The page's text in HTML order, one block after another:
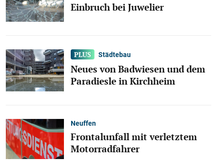
Einbruch bei Juwelier
Städtebau
Neues von Badwiesen und dem
Paradiesle in Kirchheim
Neuffen
Frontalunfall mit verletztem
Motorradfahrer